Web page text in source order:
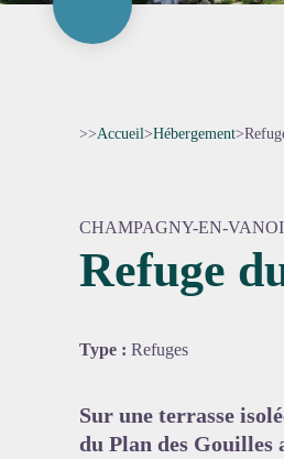
>>Accueil>Hébergement>
CHAMPAGNY-EN-
Refuge
Type : Refuges
Sur une terrasse
du Plan des